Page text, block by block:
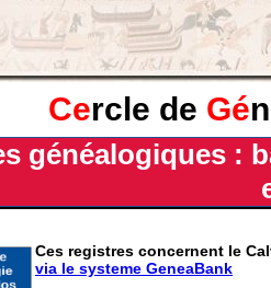
Cercle de Gé
généalogiques :
Ces registres concernent le
via le systeme GeneaBank